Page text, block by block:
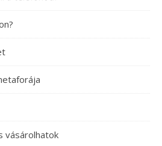
vásárolhatok